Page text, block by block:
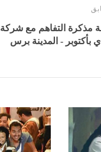
مذكرة التفاهم مع شركة
بأكتوبر - المدينة برس